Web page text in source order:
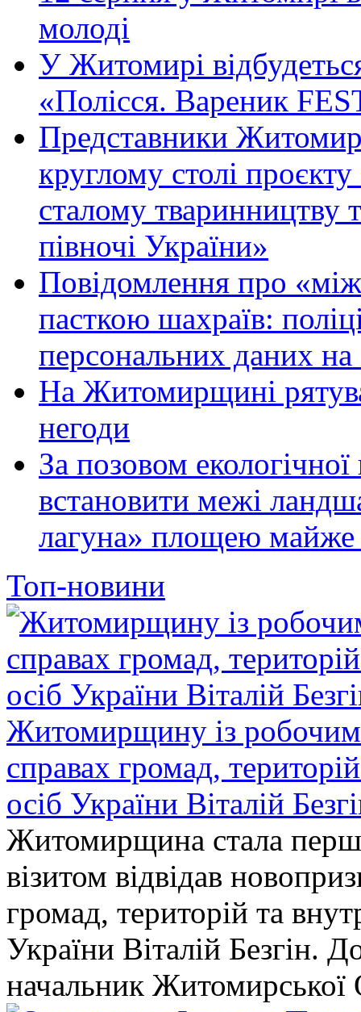
молоді
У Житомирі
«Полісся. Вареник
Представники
круглому столі
сталому тваринництву
півночі України»
Повідомлення про
пасткою шахраїв:
персональних даних на
На Житомирщині
негоди
За позовом
встановити межі
лагуна» площею майже
Топ-новини
Житомирщину із робочим
справах громад,
осіб України Віталій
Житомирщина стала
візитом відвідав
громад, територій та
України Віталій Безгін.
начальник